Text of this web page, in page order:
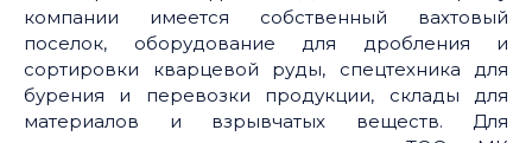
компании имеется собственный вахтовый
поселок, оборудование для дробления и
сортировки кварцевой руды, спецтехника для
бурения и перевозки продукции, склады для
материалов и взрывчатых веществ. Для